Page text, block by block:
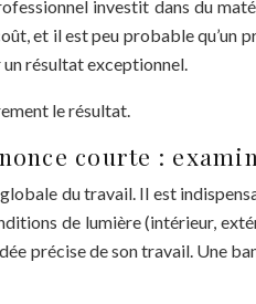
investit dans du
et il est peu probable
un résultat exceptionnel.
le résultat.
courte :
du travail. Il est
de lumière (intérieur,
précise de son travail. Une